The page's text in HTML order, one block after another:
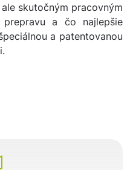
skutočným pracovným
a čo najlepšie
a patentovanou